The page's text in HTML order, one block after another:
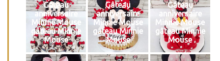
Gâteau
anniversaire
Minnie Mouse
gâteau Minnie
Mouse
Gâteau
anniversaire
Minnie Mouse
gâteau Minnie
Mouse
Gâteau
anniversaire
Minnie Mouse
gâteau Minnie
Mouse